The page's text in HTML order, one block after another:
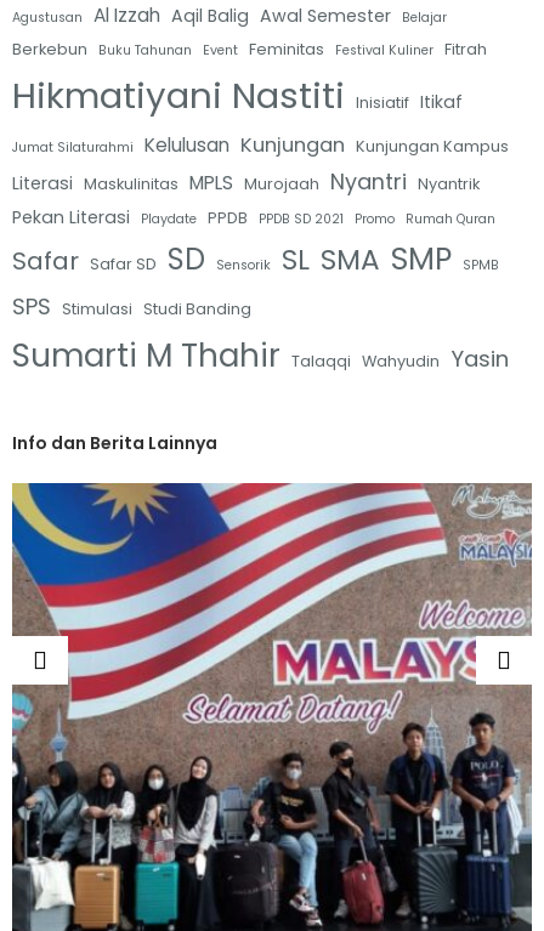
Agustusan Al Izzah Aqil Balig Awal Semester Belajar
Berkebun Buku Tahunan Event Feminitas Festival Kuliner Fitrah
Hikmatiyani Nastiti Inisiatif Itikaf
Jumat Silaturahmi Kelulusan Kunjungan Kunjungan Kampus
Literasi Maskulinitas MPLS Murojaah Nyantri Nyantrik
Pekan Literasi Playdate PPDB PPDB SD 2021 Promo Rumah Quran
Safar Safar SD SD Sensorik SL SMA SMP SPMB
SPS Stimulasi Studi Banding
Sumarti M Thahir Talaqqi Wahyudin Yasin
Info dan Berita Lainnya